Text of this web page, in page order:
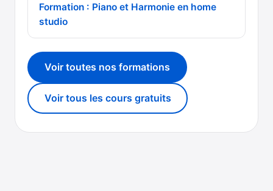
Formation : Piano et Harmonie en home
studio
Voir toutes nos formations
Voir tous les cours gratuits